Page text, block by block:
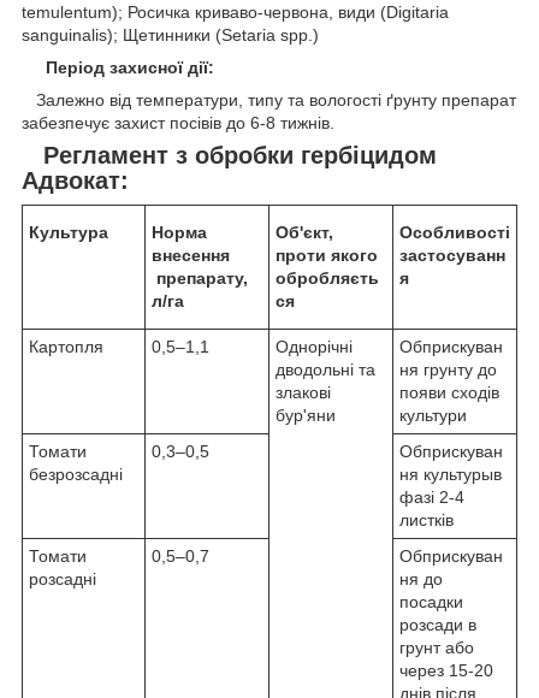
temulentum); Росичка криваво-червона, види (Digitaria
sanguinalis); Щетинники (Setaria spp.)
Період захисної дії:
Залежно від температури, типу та вологості ґрунту препарат
забезпечує захист посівів до 6-8 тижнів.
Регламент з обробки гербіцидом
Адвокат:
Культура
Норма
внесення
препарату,
л/га
Об'єкт,
проти якого
обробляєть
ся
Особливості
застосуванн
я
Картопля 0,5–1,1
Однорічні
дводольні та
злакові
бур'яни
Обприскуван
ня грунту до
появи сходів
культури
Томати
безрозсадні
0,3–0,5
Обприскуван
ня культурыв
фазі 2-4
листків
Томати
розсадні
0,5–0,7
Обприскуван
ня до
посадки
розсади в
грунт або
через 15-20
днів після